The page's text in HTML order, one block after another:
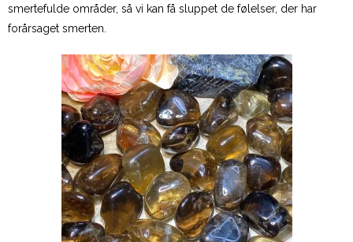
smertefulde områder, så vi kan få sluppet de følelser, der har
forårsaget smerten.